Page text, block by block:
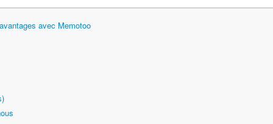
avec Memotoo